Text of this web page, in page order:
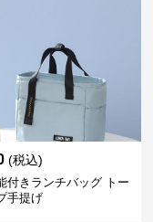
(税込)
付きランチバッグ トー
手提げ